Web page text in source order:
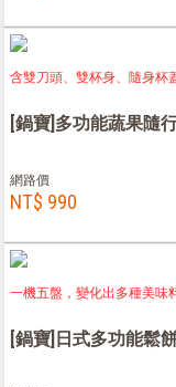
含雙刀頭、雙杯身、隨身杯
[鍋寶]多功能蔬果隨
網路價
NT$ 990
一機五盤，變化出多種美味
[鍋寶]日式多功能鬆